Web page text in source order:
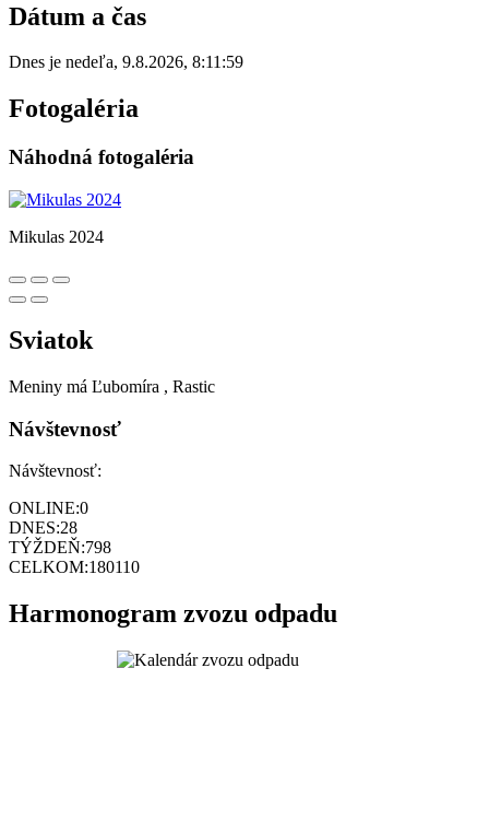
Dátum a čas
Dnes je nedeľa, 9.8.2026, 8:11:59
Fotogaléria
Náhodná fotogaléria
Mikulas 2024
Sviatok
Meniny má Ľubomíra , Rastic
Návštevnosť
Návštevnosť:
ONLINE:0
DNES:28
TÝŽDEŇ:798
CELKOM:180110
Harmonogram zvozu odpadu